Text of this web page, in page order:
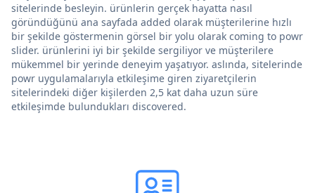
sitelerinde besleyin. ürünlerin gerçek hayatta nasıl
göründüğünü ana sayfada added olarak müşterilerine hızlı
bir şekilde göstermenin görsel bir yolu olarak coming to powr
slider. ürünlerini iyi bir şekilde sergiliyor ve müşterilere
mükemmel bir yerinde deneyim yaşatıyor. aslında, sitelerinde
powr uygulamalarıyla etkileşime giren ziyaretçilerin
sitelerindeki diğer kişilerden 2,5 kat daha uzun süre
etkileşimde bulundukları discovered.